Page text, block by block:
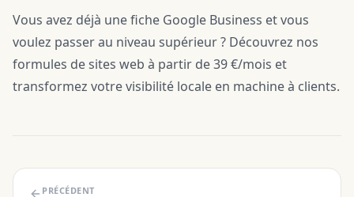
Vous avez déjà une fiche Google Business et vous
voulez passer au niveau supérieur ? Découvrez nos
formules de sites web à partir de 39 €/mois et
transformez votre visibilité locale en machine à clients.
PRÉCÉDENT